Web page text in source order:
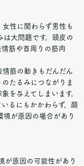
性に関わらず男性も
大問題です。頭皮の
筋や首周りの筋肉
筋の動きもだんだん
たるみにつながりま
を与えてしまいます。
るにもかかわらず、顔
が原因の場合があり
が原因の可能性があり